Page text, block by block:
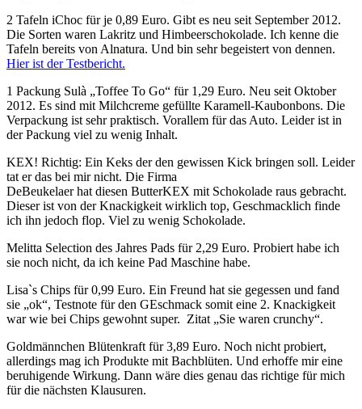
2 Tafeln iChoc für je 0,89 Euro. Gibt es neu seit September 2012.
Die Sorten waren Lakritz und Himbeerschokolade. Ich kenne die
Tafeln bereits von Alnatura. Und bin sehr begeistert von dennen.
Hier ist der Testbericht.
1 Packung Sulà „Toffee To Go“ für 1,29 Euro. Neu seit Oktober
2012. Es sind mit Milchcreme gefüllte Karamell-Kaubonbons. Die
Verpackung ist sehr praktisch. Vorallem für das Auto. Leider ist in
der Packung viel zu wenig Inhalt.
KEX! Richtig: Ein Keks der den gewissen Kick bringen soll. Leider
tat er das bei mir nicht. Die Firma
DeBeukelaer hat diesen ButterKEX mit Schokolade raus gebracht.
Dieser ist von der Knackigkeit wirklich top, Geschmacklich finde
ich ihn jedoch flop. Viel zu wenig Schokolade.
Melitta Selection des Jahres Pads für 2,29 Euro. Probiert habe ich
sie noch nicht, da ich keine Pad Maschine habe.
Lisa`s Chips für 0,99 Euro. Ein Freund hat sie gegessen und fand
sie „ok“, Testnote für den GEschmack somit eine 2. Knackigkeit
war wie bei Chips gewohnt super. Zitat „Sie waren crunchy“.
Goldmännchen Blütenkraft für 3,89 Euro. Noch nicht probiert,
allerdings mag ich Produkte mit Bachblüten. Und erhoffe mir eine
beruhigende Wirkung. Dann wäre dies genau das richtige für mich
für die nächsten Klausuren.